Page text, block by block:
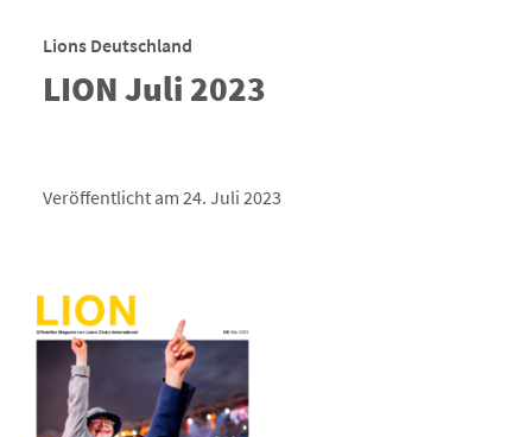
Lions Deutschland
LION Juli 2023
Veröffentlicht am 24. Juli 2023